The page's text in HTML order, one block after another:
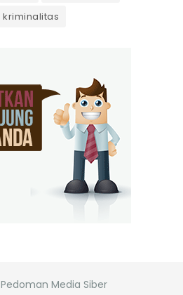
kriminalitas
Pedoman Media Siber